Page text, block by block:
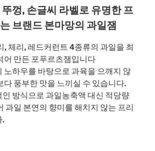
껑, 손글씨 라벨로 유명한 프
브랜드 본마망의 과일잼
, 체리, 레드커런트 4종류의 과일을 최
어 만든 포푸르츠잼입니다
노하우를 바탕으로 과육을 으깨지 않
다 풍부한 맛을 느끼실 수 있습니다.
방식으로 과일농축액 대신 적당량
과일 본연의 향미를 해치지 않는 프리
.